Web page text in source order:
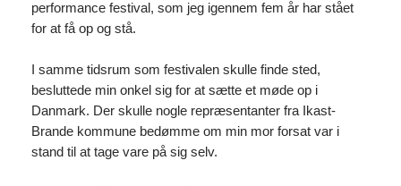
performance festival, som jeg igennem fem år har stået
for at få op og stå.
I samme tidsrum som festivalen skulle finde sted,
besluttede min onkel sig for at sætte et møde op i
Danmark. Der skulle nogle repræsentanter fra Ikast-
Brande kommune bedømme om min mor forsat var i
stand til at tage vare på sig selv.